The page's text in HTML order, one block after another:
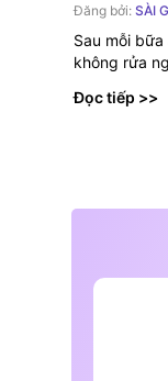
Đăng bởi: SÀI
Sau mỗi
không rửa
Đọc tiếp >>